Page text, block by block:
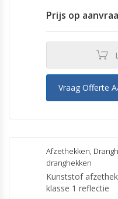
Prijs op
Vraag Offerte
Afzethekken,
dranghekken
Kunststof
klasse 1 reflectie